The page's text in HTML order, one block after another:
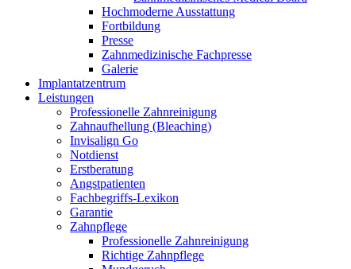
Hochmoderne Ausstattung
Fortbildung
Presse
Zahnmedizinische Fachpresse
Galerie
Implantatzentrum
Leistungen
Professionelle Zahnreinigung
Zahnaufhellung (Bleaching)
Invisalign Go
Notdienst
Erstberatung
Angstpatienten
Fachbegriffs-Lexikon
Garantie
Zahnpflege
Professionelle Zahnreinigung
Richtige Zahnpflege